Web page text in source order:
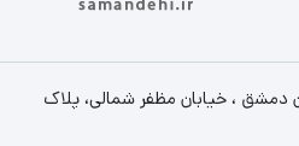
دمشق ، خیابان مظفر شمالی، پلاک